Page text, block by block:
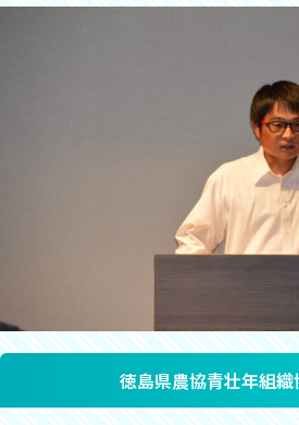
徳島県農協青壮年組織